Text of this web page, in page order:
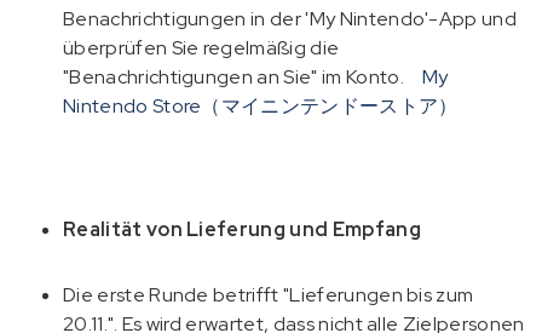
Benachrichtigungen in der 'My Nintendo'-App und
überprüfen Sie regelmäßig die
"Benachrichtigungen an Sie" im Konto.
My
Nintendo Store（マイニンテンドーストア）
Realität von Lieferung und Empfang
Die erste Runde betrifft "Lieferungen bis zum
20.11.". Es wird erwartet, dass nicht alle Zielpersonen